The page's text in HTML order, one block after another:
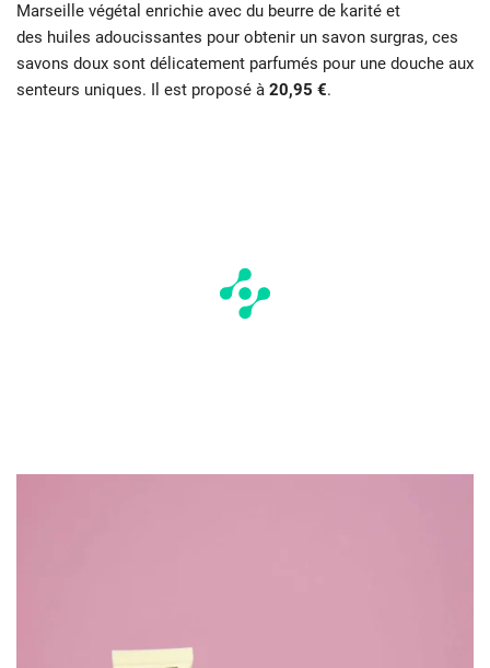
Marseille végétal enrichie avec du beurre de karité et
des huiles adoucissantes pour obtenir un savon surgras, ces
savons doux sont délicatement parfumés pour une douche aux
senteurs uniques. Il est proposé à 20,95 €.